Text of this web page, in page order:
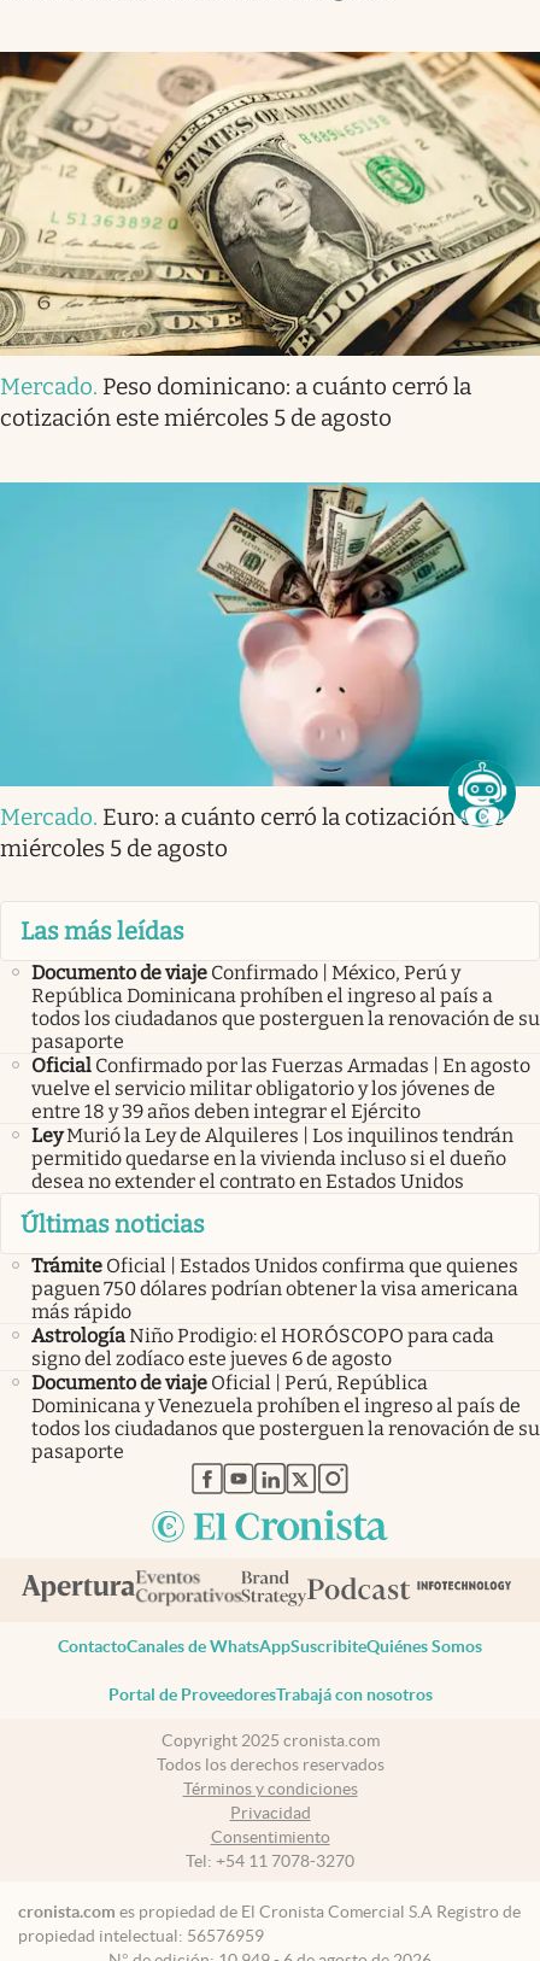
Mercado. Peso dominicano: a cuánto cerró la
cotización este miércoles 5 de agosto
Mercado. Euro: a cuánto cerró la cotización este
miércoles 5 de agosto
Las más leídas
Documento de viaje Confirmado | México, Perú y
República Dominicana prohíben el ingreso al país a
todos los ciudadanos que posterguen la renovación de su
pasaporte
Oficial Confirmado por las Fuerzas Armadas | En agosto
vuelve el servicio militar obligatorio y los jóvenes de
entre 18 y 39 años deben integrar el Ejército
LeyMurió la Ley de Alquileres | Los inquilinos tendrán
permitido quedarse en la vivienda incluso si el dueño
desea no extender el contrato en Estados Unidos
Últimas noticias
Trámite Oficial | Estados Unidos confirma que quienes
paguen 750 dólares podrían obtener la visa americana
más rápido
AstrologíaNiño Prodigio: el HORÓSCOPO para cada
signo del zodíaco este jueves 6 de agosto
Documento de viaje Oficial | Perú, República
Dominicana y Venezuela prohíben el ingreso al país de
todos los ciudadanos que posterguen la renovación de su
pasaporte
abre en nueva pestaña
abre en nueva pestaña
abre en nueva pestaña
abre en nueva pestaña
abre en nueva pestaña
ContactoCanales de WhatsAppSuscribiteQuiénes Somos
Portal de ProveedoresTrabajá con nosotros
Copyright 2025 cronista.com
Todos los derechos reservados
Términos y condiciones
Privacidad
Consentimiento
Tel: +54 11 7078-3270
cronista.com es propiedad de El Cronista Comercial S.A Registro de
propiedad intelectual: 56576959